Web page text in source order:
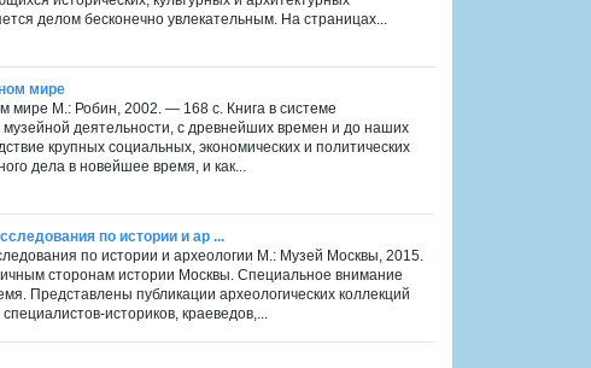
делом бесконечно увлекательным. На страницах...
мире
М.: Робин, 2002. — 168 с. Книга в системе
деятельности, с древнейших времен и до наших
крупных социальных, экономических и политических
дела в новейшее время, и как...
по истории и ар ...
по истории и археологии М.: Музей Москвы, 2015.
сторонам истории Москвы. Специальное внимание
Представлены публикации археологических коллекций
историков, краеведов,...